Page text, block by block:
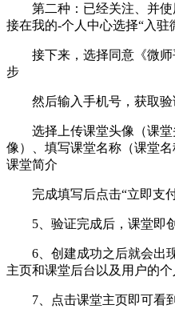
第二种：已经关注、并
接在我的-个人中心选择“入驻
接下来，选择同意《微
步
然后输入手机号，获取
选择上传课堂头像（课
像）、填写课堂名称（课堂
课堂简介
完成填写后点击“立即支
5、验证完成后，课堂即
6、创建成功之后就会出
主页和课堂后台以及用户的
7、点击课堂主页即可看